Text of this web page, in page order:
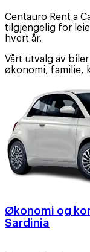
Centauro Rent a
tilgjengelig for
hvert år.
Vårt utvalg av
økonomi, familie,
Økonomi og
Sardinia